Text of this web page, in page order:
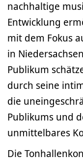
nachhaltige
Entwicklung
mit dem Fokus
in
Publikum
durch seine
die
Publikums und
unmittelbares
Die